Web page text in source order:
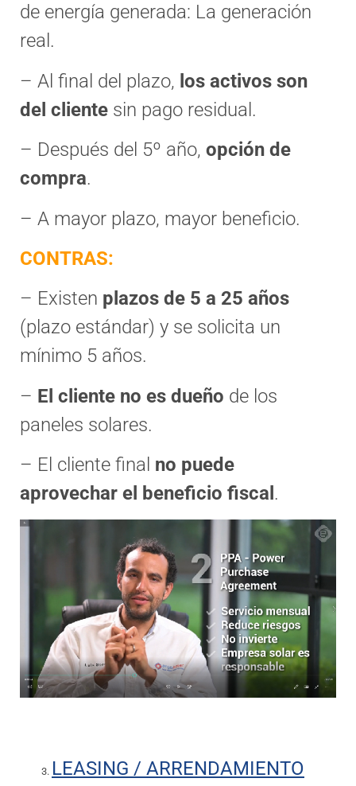
de energía generada: La generación
real.
– Al final del plazo, los activos son
del cliente sin pago residual.
– Después del 5º año, opción de
compra.
– A mayor plazo, mayor beneficio.
CONTRAS:
– Existen plazos de 5 a 25 años
(plazo estándar) y se solicita un
mínimo 5 años.
– El cliente no es dueño de los
paneles solares.
– El cliente final no puede
aprovechar el beneficio fiscal .
LEASING / ARRENDAMIENTO